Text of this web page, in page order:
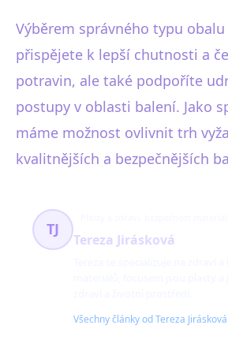
Výběrem správného typu obalu
přispějete k lepší chutnosti a
potravin, ale také podpoříte
postupy v oblasti balení. Jako
máme možnost ovlivnit trh
kvalitnějších a bezpečnějších
TJ
Tereza Jirásková
Všechny články od Tereza